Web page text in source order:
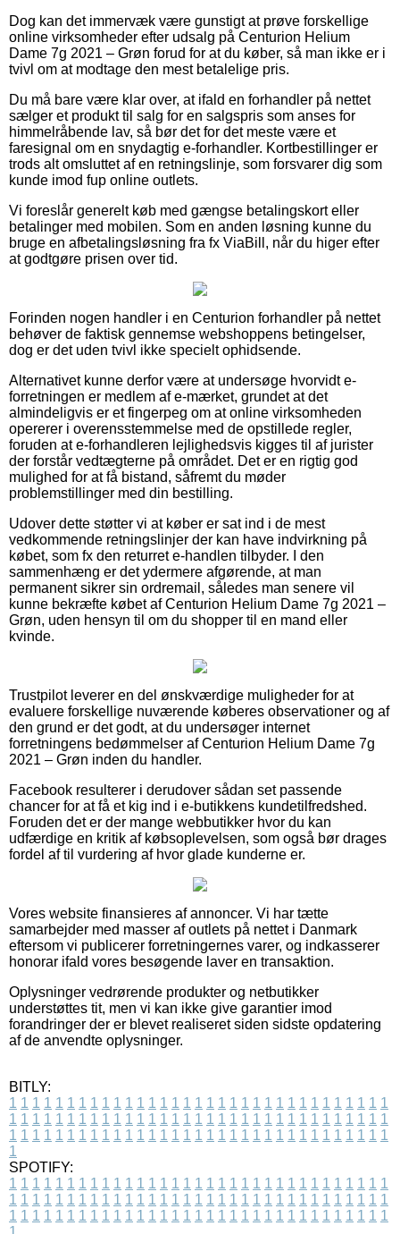
Dog kan det immervæk være gunstigt at prøve forskellige
online virksomheder efter udsalg på Centurion Helium
Dame 7g 2021 – Grøn forud for at du køber, så man ikke er i
tvivl om at modtage den mest betalelige pris.
Du må bare være klar over, at ifald en forhandler på nettet
sælger et produkt til salg for en salgspris som anses for
himmelråbende lav, så bør det for det meste være et
faresignal om en snydagtig e-forhandler. Kortbestillinger er
trods alt omsluttet af en retningslinje, som forsvarer dig som
kunde imod fup online outlets.
Vi foreslår generelt køb med gængse betalingskort eller
betalinger med mobilen. Som en anden løsning kunne du
bruge en afbetalingsløsning fra fx ViaBill, når du higer efter
at godtgøre prisen over tid.
Forinden nogen handler i en Centurion forhandler på nettet
behøver de faktisk gennemse webshoppens betingelser,
dog er det uden tvivl ikke specielt ophidsende.
Alternativet kunne derfor være at undersøge hvorvidt e-
forretningen er medlem af e-mærket, grundet at det
almindeligvis er et fingerpeg om at online virksomheden
opererer i overensstemmelse med de opstillede regler,
foruden at e-forhandleren lejlighedsvis kigges til af jurister
der forstår vedtægterne på området. Det er en rigtig god
mulighed for at få bistand, såfremt du møder
problemstillinger med din bestilling.
Udover dette støtter vi at køber er sat ind i de mest
vedkommende retningslinjer der kan have indvirkning på
købet, som fx den returret e-handlen tilbyder. I den
sammenhæng er det ydermere afgørende, at man
permanent sikrer sin ordremail, således man senere vil
kunne bekræfte købet af Centurion Helium Dame 7g 2021 –
Grøn, uden hensyn til om du shopper til en mand eller
kvinde.
Trustpilot leverer en del ønskværdige muligheder for at
evaluere forskellige nuværende køberes observationer og af
den grund er det godt, at du undersøger internet
forretningens bedømmelser af Centurion Helium Dame 7g
2021 – Grøn inden du handler.
Facebook resulterer i derudover sådan set passende
chancer for at få et kig ind i e-butikkens kundetilfredshed.
Foruden det er der mange webbutikker hvor du kan
udfærdige en kritik af købsoplevelsen, som også bør drages
fordel af til vurdering af hvor glade kunderne er.
Vores website finansieres af annoncer. Vi har tætte
samarbejder med masser af outlets på nettet i Danmark
eftersom vi publicerer forretningernes varer, og indkasserer
honorar ifald vores besøgende laver en transaktion.
Oplysninger vedrørende produkter og netbutikker
understøttes tit, men vi kan ikke give garantier imod
forandringer der er blevet realiseret siden sidste opdatering
af de anvendte oplysninger.
BITLY:
1 1 1 1 1 1 1 1 1 1 1 1 1 1 1 1 1 1 1 1 1 1 1 1 1 1 1 1 1 1 1 1 1
1 1 1 1 1 1 1 1 1 1 1 1 1 1 1 1 1 1 1 1 1 1 1 1 1 1 1 1 1 1 1 1 1
1 1 1 1 1 1 1 1 1 1 1 1 1 1 1 1 1 1 1 1 1 1 1 1 1 1 1 1 1 1 1 1 1
1
SPOTIFY:
1 1 1 1 1 1 1 1 1 1 1 1 1 1 1 1 1 1 1 1 1 1 1 1 1 1 1 1 1 1 1 1 1
1 1 1 1 1 1 1 1 1 1 1 1 1 1 1 1 1 1 1 1 1 1 1 1 1 1 1 1 1 1 1 1 1
1 1 1 1 1 1 1 1 1 1 1 1 1 1 1 1 1 1 1 1 1 1 1 1 1 1 1 1 1 1 1 1 1